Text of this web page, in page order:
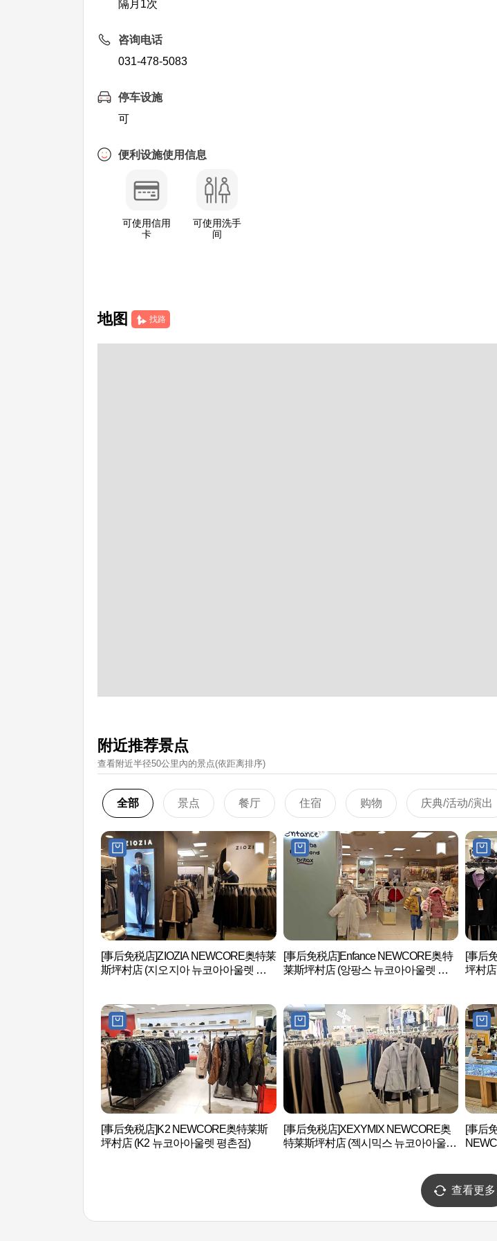
隔月1次
咨询电话
031-478-5083
停车设施
可
便利设施使用信息
可使用信用
卡
可使用洗手
间
地图 找路
附近推荐景点
查看附近半径50公里內的景点(依距离排序)
全部 景点 餐厅 住宿 购物 庆典/活动/演出
[事后免税店]ZIOZIA NEWCORE奥特莱
斯坪村店 (지오지아 뉴코아아울렛 평
[事后免税店]Enfance NEWCORE奥特
莱斯坪村店 (앙팡스 뉴코아아울렛 평
[事后
坪村
[事后免税店]K2 NEWCORE奥特莱斯
坪村店 (K2 뉴코아아울렛 평촌점)
[事后免税店]XEXYMIX NEWCORE奥
特莱斯坪村店 (젝시믹스 뉴코아아울렛
[事后
查看更多